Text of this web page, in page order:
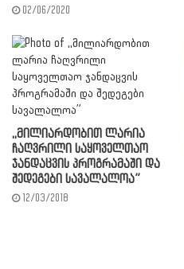
02/06/2020
,,მილიარდობით ლარია
ჩაღვრილი საყოველთაო
ჯანდაცვის პროგრამაში და
შედეგები სავალალოა”
12/03/2018